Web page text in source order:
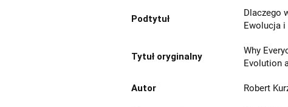
Podtytuł
Dlaczego
Ewolucja i
Tytuł oryginalny
Why
Evolution
Autor Robert